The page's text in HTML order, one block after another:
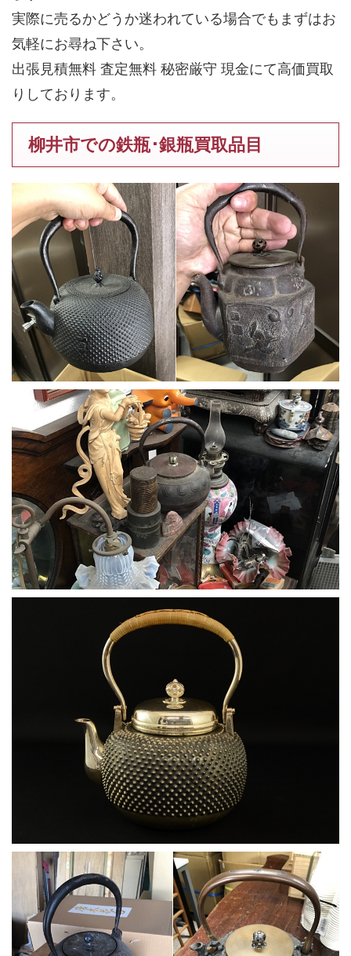
実際に売るかどうか迷われている場合でもまずはお
気軽にお尋ね下さい。
出張見積無料 査定無料 秘密厳守 現金にて高価買取
りしております。
柳井市での鉄瓶･銀瓶買取品目